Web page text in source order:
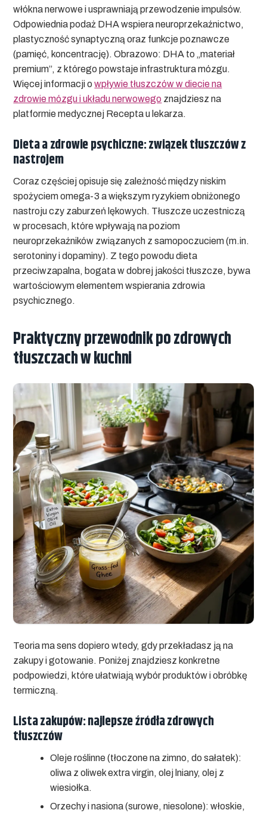
włókna nerwowe i usprawniają przewodzenie impulsów.
Odpowiednia podaż DHA wspiera neuroprzekaźnictwo,
plastyczność synaptyczną oraz funkcje poznawcze
(pamięć, koncentrację). Obrazowo: DHA to „materiał
premium”, z którego powstaje infrastruktura mózgu.
Więcej informacji owpływie tłuszczów w diecie na
zdrowie mózgu i układu nerwowego znajdziesz na
platformie medycznej Recepta u lekarza.
Dieta a zdrowie psychiczne: związek tłuszczów z
nastrojem
Coraz częściej opisuje się zależność między niskim
spożyciem omega-3 a większym ryzykiem obniżonego
nastroju czy zaburzeń lękowych. Tłuszcze uczestniczą
w procesach, które wpływają na poziom
neuroprzekaźników związanych z samopoczuciem (m.in.
serotoniny i dopaminy). Z tego powodu dieta
przeciwzapalna, bogata w dobrej jakości tłuszcze, bywa
wartościowym elementem wspierania zdrowia
psychicznego.
Praktyczny przewodnik po zdrowych
tłuszczach w kuchni
Teoria ma sens dopiero wtedy, gdy przekładasz ją na
zakupy i gotowanie. Poniżej znajdziesz konkretne
podpowiedzi, które ułatwiają wybór produktów i obróbkę
termiczną.
Lista zakupów: najlepsze źródła zdrowych
tłuszczów
Oleje roślinne (tłoczone na zimno, do sałatek):
oliwa z oliwek extra virgin, olej lniany, olej z
wiesiołka.
Orzechy i nasiona (surowe, niesolone): włoskie,